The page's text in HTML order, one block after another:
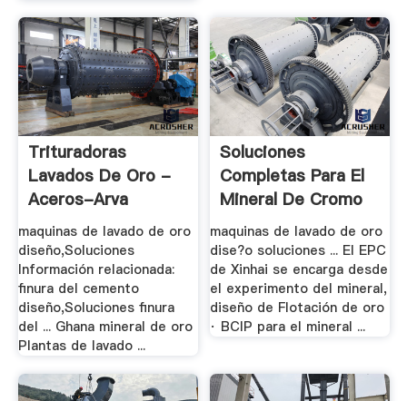
Trituradoras
Lavados De Oro -
Aceros-Arva
maquinas de lavado de oro
diseño,Soluciones
Información relacionada:
finura del cemento
diseño,Soluciones finura
del ... Ghana mineral de oro
Plantas de lavado ...
Soluciones
Completas Para El
Mineral De Cromo
maquinas de lavado de oro
dise?o soluciones ... El EPC
de Xinhai se encarga desde
el experimento del mineral,
diseño de Flotación de oro
· BCIP para el mineral ...